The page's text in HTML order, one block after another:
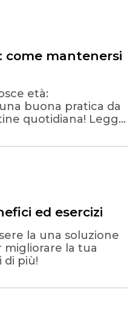
come mantenersi
età:
buona pratica da
quotidiana! Leggi
ed esercizi
la una soluzione
migliorare la tua
di più!